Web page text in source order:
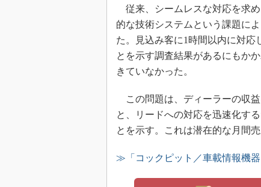
従来、シームレスな対応を求
的な技術システムという課題に
た。見込み客に1時間以内に対応
とを示す調査結果があるにもか
きていなかった。
この問題は、ディーラーの収
と、リードへの対応を迅速化す
とを示す。これは潜在的な月間
≫「コックピット／車載情報機